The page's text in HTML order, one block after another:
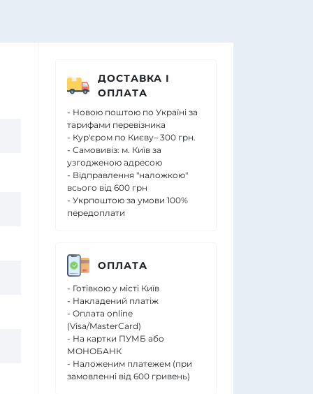
ДОСТАВКА І
ОПЛАТА
- Новою поштою по Україні за
тарифами перевізника
- Кур'єром по Києву– 300 грн.
- Самовивіз: м. Київ за
узгодженою адресою
- Відправлення "наложкою"
всього від 600 грн
- Укрпоштою за умови 100%
передоплати
ОПЛАТА
- Готівкою у місті Київ
- Накладений платіж
- Оплата online
(Visa/MasterCard)
- На картки ПУМБ або
МОНОБАНК
- Наложеним платежем (при
замовленні від 600 гривень)